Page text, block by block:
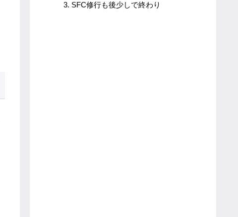
SFC修行も後少しで終わり